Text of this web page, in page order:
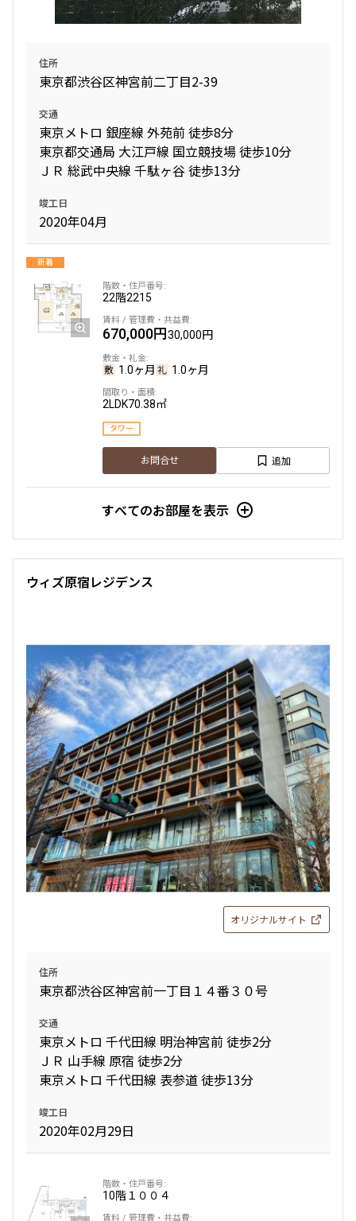
住所
東京都渋谷区神宮前二丁目2-39
交通
東京メトロ 銀座線 外苑前 徒歩8分
東京都交通局 大江戸線 国立競技場 徒歩10分
ＪＲ 総武中央線 千駄ヶ谷 徒歩13分
竣工日
2020年04月
新着
22階2215
670,000円30,000円
1.0ヶ月 1.0ヶ月
2LDK70.38㎡
タワー
お問合せ 追加
すべてのお部屋を表示
ウィズ原宿レジデンス
オリジナルサイト
住所
東京都渋谷区神宮前一丁目１４番３０号
交通
東京メトロ 千代田線 明治神宮前 徒歩2分
ＪＲ 山手線 原宿 徒歩2分
東京メトロ 千代田線 表参道 徒歩13分
竣工日
2020年02月29日
10階１００４